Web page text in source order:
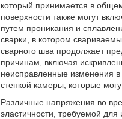
который принимается в
поверхности также могут
путем проникания и
сварки, в котором
сварного шва продолжает
причинам, включая
неисправленные изменения
стенкой камеры, которые
Различные напряжения во
эластичности, требуемой